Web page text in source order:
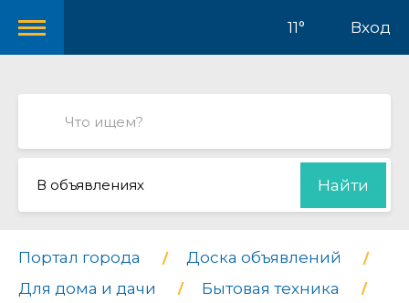
11° Вход
В объявлениях Найти
Портал города
Доска объявлений
Для дома и дачи
Бытовая техника